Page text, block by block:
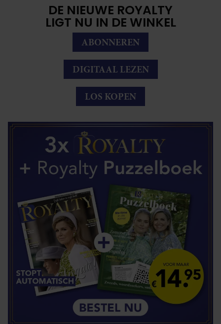
DE NIEUWE ROYALTY
LIGT NU IN DE WINKEL
ABONNEREN
DIGITAAL LEZEN
LOS KOPEN